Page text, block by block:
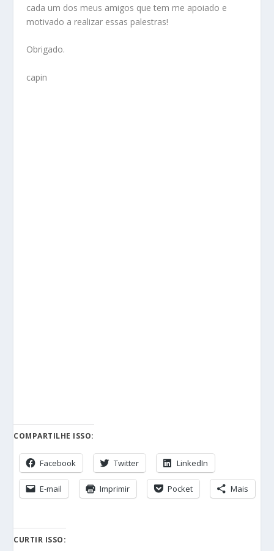
cada um dos meus amigos que tem me apoiado e
motivado a realizar essas palestras!
Obrigado.
capin
COMPARTILHE ISSO:
Facebook Twitter LinkedIn
E-mail Imprimir Pocket Mais
CURTIR ISSO: